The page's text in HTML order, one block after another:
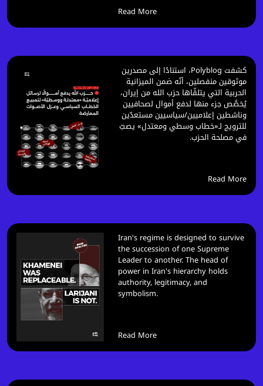
Read More
كشفت Polyblog، استنادًا إلى مصدرين
موثوقين منفصلين، أنّه ضمن الميزانية
الحربية التي يتلقّاها حزب الله من إيران،
يُخصَّص جزء منها لدفع أموال لصحافيين
وناشطين إعلاميين/سياسيين مستعدّين
للترويج لـ«خطاب وسطي ومعتدل» يصبّ
في مصلحة الحزب.
Read More
Iran's regime is designed to survive
the succession of one Supreme
Leader to another. The head of
power in Iran's hierarchy holds
authority, legitimacy, and
symbolism.
Read More